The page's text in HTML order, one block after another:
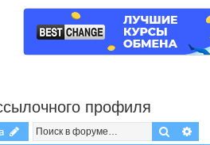
профиля
Поиск